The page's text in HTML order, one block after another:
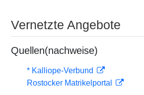
Vernetzte Angebote
Quellen(nachweise)
* Kalliope-Verbund
Rostocker Matrikelportal